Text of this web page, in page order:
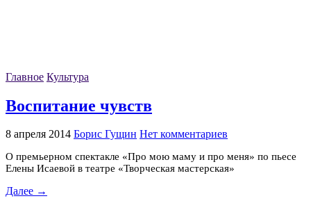
Главное Культура
Воспитание чувств
8 апреля 2014 Борис Гущин Нет комментариев
О премьерном спектакле «Про мою маму и про меня» по пьесе
Елены Исаевой в театре «Творческая мастерская»
Далее →